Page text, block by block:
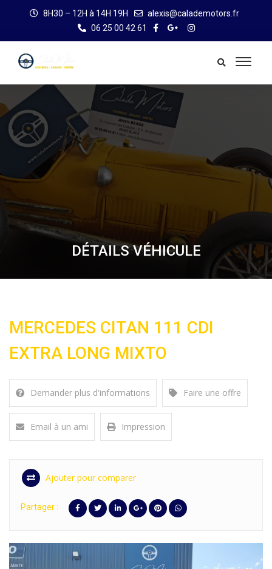
8H30 – 12H à 14H 19H
alexis@calademotors.fr
06 25 00 42 61
DÉTAILS VÉHICULE
MERCEDES CITAN 111 CDI
EXTRA LONG MIXTO
Demander plus d'informations Faire une offre
Email à un ami Impression
Ajouter pour comparer
Partager :